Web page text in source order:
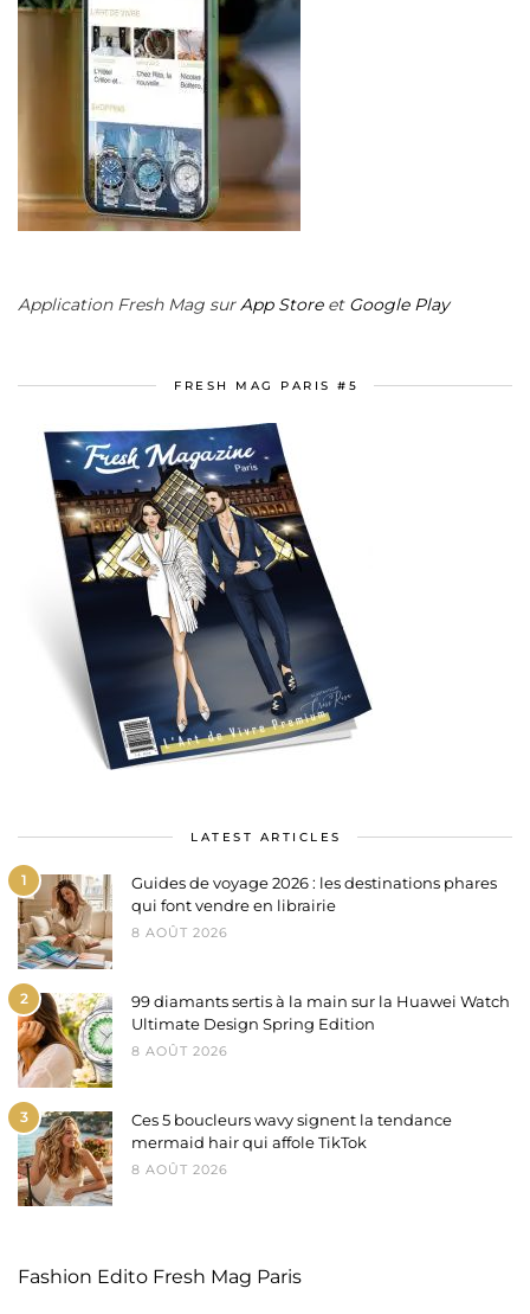
Application Fresh Mag surApp Storeet Google Play
FRESH MAG PARIS #5
LATEST ARTICLES
1
Guides de voyage 2026 : les destinations phares
qui font vendre en librairie
8 AOÛT 2026
2
99 diamants sertis à la main sur la Huawei Watch
Ultimate Design Spring Edition
8 AOÛT 2026
3
Ces 5 boucleurs wavy signent la tendance
mermaid hair qui affole TikTok
8 AOÛT 2026
Fashion Edito Fresh Mag Paris